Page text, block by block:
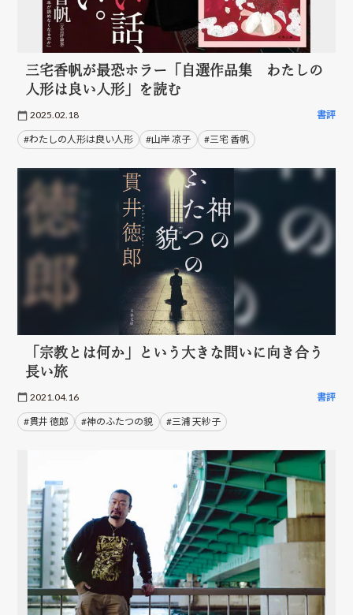
三宅香帆が最恐ホラー「自選作品集 わたしの
人形は良い人形」を読む
2025.02.18 書評
#わたしの人形は良い人形 #山岸 凉子 #三宅 香帆
「宗教とは何か」という大きな問いに向き合う
長い旅
2021.04.16 書評
#貫井 徳郎 #神のふたつの貌 #三浦 天紗子